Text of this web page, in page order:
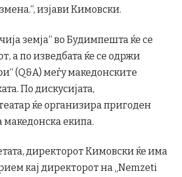
изјави Кимовски.
земја“ во Будимпешта ќе се
а по изведбата ќе се одржи
(Q&A) меѓу македонските
По дискусијата,
ќе организира пригоден
македонска екипа.
директорот Кимовски ќе има
кај директорот на „Nemzeti